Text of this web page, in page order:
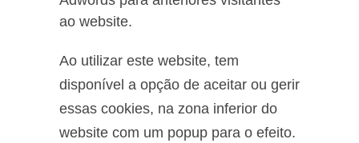
ao website.
Ao utilizar este website, tem
disponível a opção de aceitar ou gerir
essas cookies, na zona inferior do
website com um popup para o efeito.